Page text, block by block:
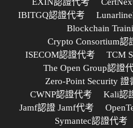
IBITGQ認證代考
Blockchain
Crypto Consortium認
ISECOM認證代考
TCM
The Open Group認證
Zero-Point Security 證
CWNP認證代考
Kali認
Jamf認證 Jamf代考
Symantec認證代考